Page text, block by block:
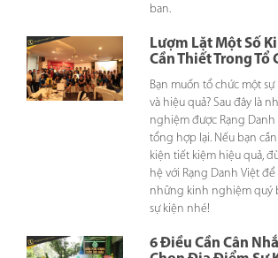
ban.
Lượm Lặt Một Số
Cần Thiết Trong Tổ
Bạn muốn tổ chức một
và hiệu quả? Sau đây là
nghiệm được Rạng
tổng hợp lại. Nếu bạn
kiện tiết kiệm hiệu quả,
hệ với Rạng Danh Việt
những kinh nghiệm quý
sự kiện nhé!
6 Điều Cần Cân